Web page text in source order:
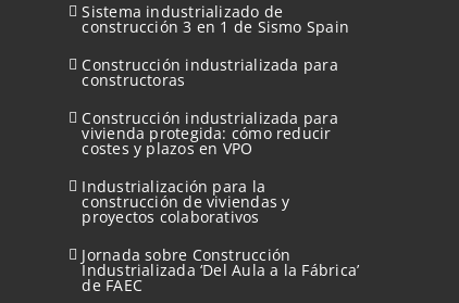
Sistema industrializado de
construcción 3 en 1 de Sismo Spain
Construcción industrializada para
constructoras
Construcción industrializada para
vivienda protegida: cómo reducir
costes y plazos en VPO
Industrialización para la
construcción de viviendas y
proyectos colaborativos
Jornada sobre Construcción
Industrializada ‘Del Aula a la Fábrica’
de FAEC